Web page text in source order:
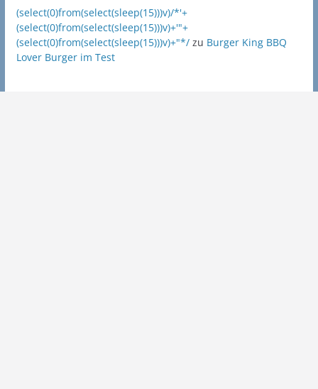
(select(0)from(select(sleep(15)))v)/*'+
(select(0)from(select(sleep(15)))v)+'"+
(select(0)from(select(sleep(15)))v)+"*/zu Burger King BBQ
Lover Burger im Test